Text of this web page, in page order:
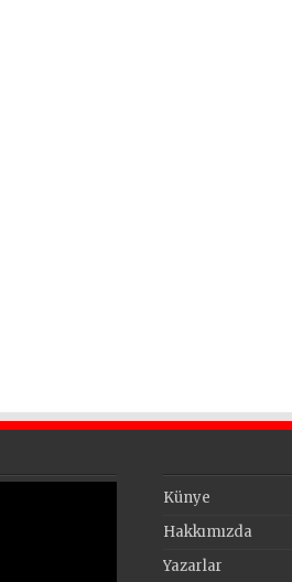
Künye
Hakkımızda
Yazarlar